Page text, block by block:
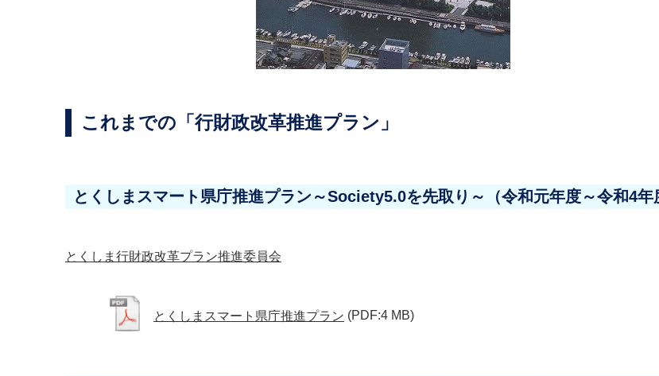
これまでの「行財政改革推進プラン」
とくしまスマート県庁推進プラン～Society5.0を先取り～（令和元年度～令和4年
とくしま行財政改革プラン推進委員会
とくしまスマート県庁推進プラン (PDF:4 MB)